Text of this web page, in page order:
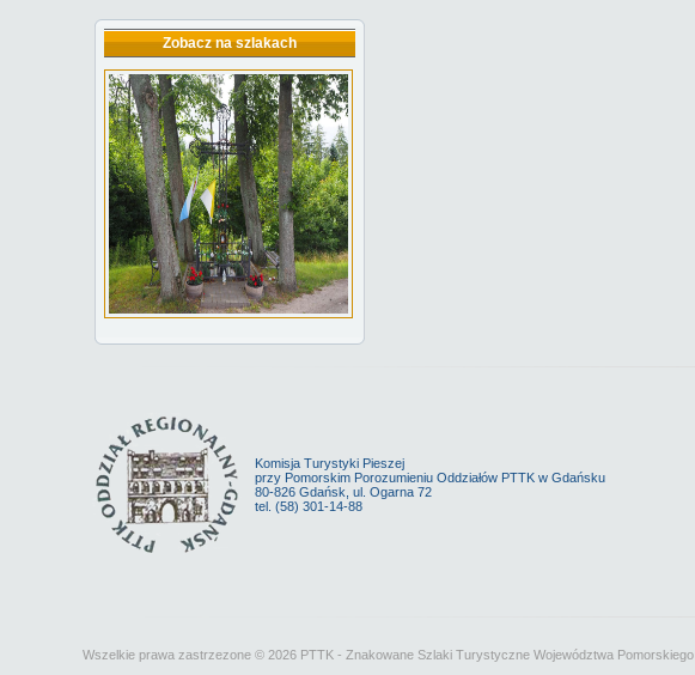
Zobacz na szlakach
Komisja Turystyki Pieszej
przy Pomorskim Porozumieniu Oddziałów PTTK w Gdańsku
80-826 Gdańsk, ul. Ogarna 72
tel. (58) 301-14-88
Wszelkie prawa zastrzezone © 2026 PTTK - Znakowane Szlaki Turystyczne Województwa Pomorskiego